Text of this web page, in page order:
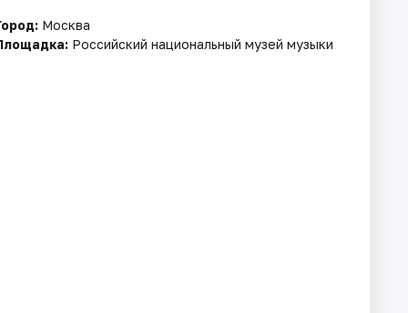
Москва
Российский национальный музей музыки